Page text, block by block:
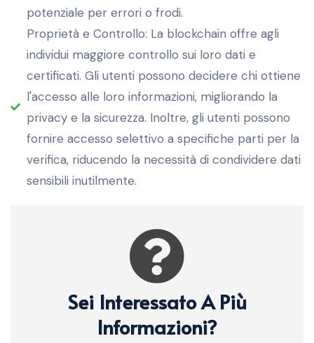
potenziale per errori o frodi.
Proprietà e Controllo: La blockchain offre agli
individui maggiore controllo sui loro dati e
certificati. Gli utenti possono decidere chi ottiene
l'accesso alle loro informazioni, migliorando la
privacy e la sicurezza. Inoltre, gli utenti possono
fornire accesso selettivo a specifiche parti per la
verifica, riducendo la necessità di condividere dati
sensibili inutilmente.
Sei Interessato A Più
Informazioni?